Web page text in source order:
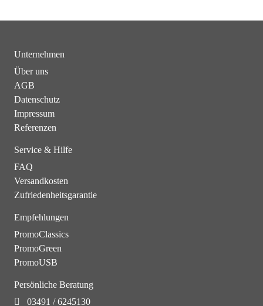
Unternehmen
Über uns
AGB
Datenschutz
Impressum
Referenzen
Service & Hilfe
FAQ
Versandkosten
Zufriedenheitsgarantie
Empfehlungen
PromoClassics
PromoGreen
PromoUSB
Persönliche Beratung
03491 / 6245130